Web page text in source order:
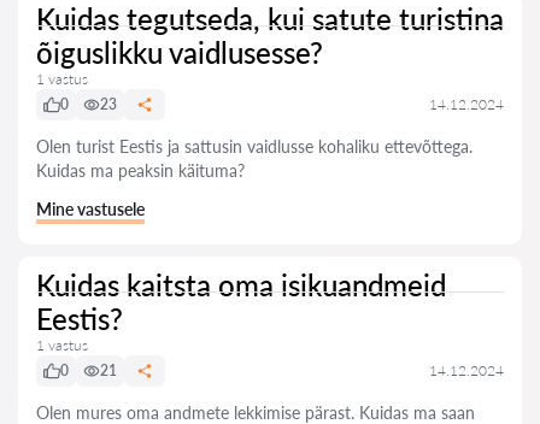
Kuidas tegutseda, kui satute turistina
õiguslikku vaidlusesse?
1 vastus
0
23 14.12.2024
Olen turist Eestis ja sattusin vaidlusse kohaliku ettevõttega.
Kuidas ma peaksin käituma?
Mine vastusele
Kuidas kaitsta oma isikuandmeid
Eestis?
1 vastus
0
21 14.12.2024
Olen mures oma andmete lekkimise pärast. Kuidas ma saan